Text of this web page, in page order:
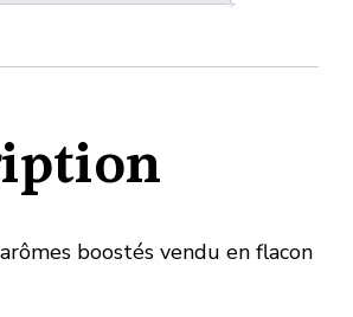
boostés vendu en flacon